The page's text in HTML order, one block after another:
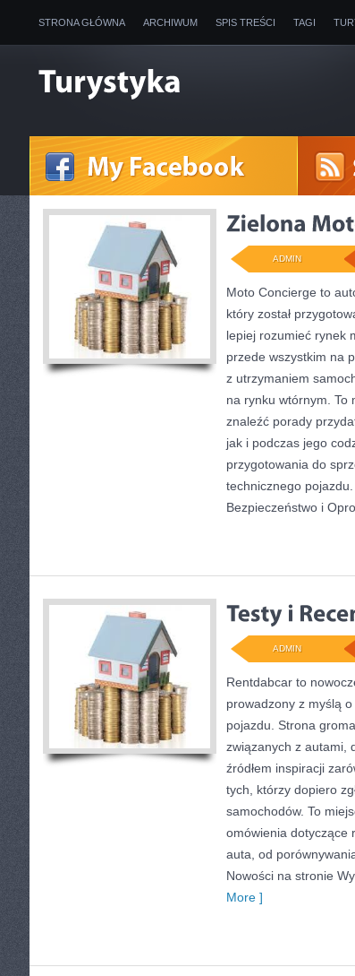
STRONA GŁÓWNA ARCHIWUM SPIS TREŚCI TAGI
ADMIN
Moto Concierge to
który został
lepiej rozumieć rynek
przede wszystkim na
z utrzymaniem
na rynku wtórnym. To
znaleźć porady
jak i podczas jego
przygotowania do
technicznego
Bezpieczeństwo i
ADMIN
Rentdabcar to
prowadzony z myślą
pojazdu. Strona
związanych z autami,
źródłem inspiracji
tych, którzy dopiero
samochodów. To
omówienia dotyczące
auta, od
Nowości na stronie
More ]